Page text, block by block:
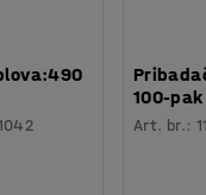
100-pak
Art. br.: